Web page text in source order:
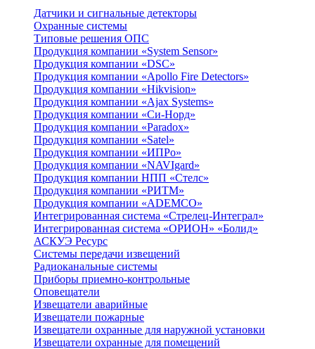
Датчики и сигнальные детекторы
Охранные системы
Типовые решения ОПС
Продукция компании «System Sensor»
Продукция компании «DSC»
Продукция компании «Apollo Fire Detectors»
Продукция компании «Hikvision»
Продукция компании «Ajax Systems»
Продукция компании «Си-Норд»
Продукция компании «Paradox»
Продукция компании «Satel»
Продукция компании «ИПРо»
Продукция компании «NAVIgard»
Продукция компании НПП «Стелс»
Продукция компании «РИТМ»
Продукция компании «ADEMCO»
Интегрированная система «Стрелец-Интеграл»
Интегрированная система «ОРИОН» «Болид»
АСКУЭ Ресурс
Системы передачи извещений
Радиоканальные системы
Приборы приемно-контрольные
Оповещатели
Извещатели аварийные
Извещатели пожарные
Извещатели охранные для наружной установки
Извещатели охранные для помещений